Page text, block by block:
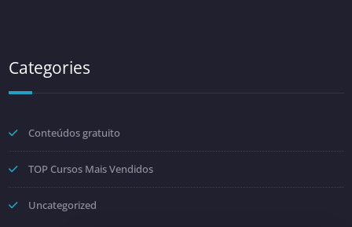
Categories
Conteúdos gratuito
TOP Cursos Mais Vendidos
Uncategorized